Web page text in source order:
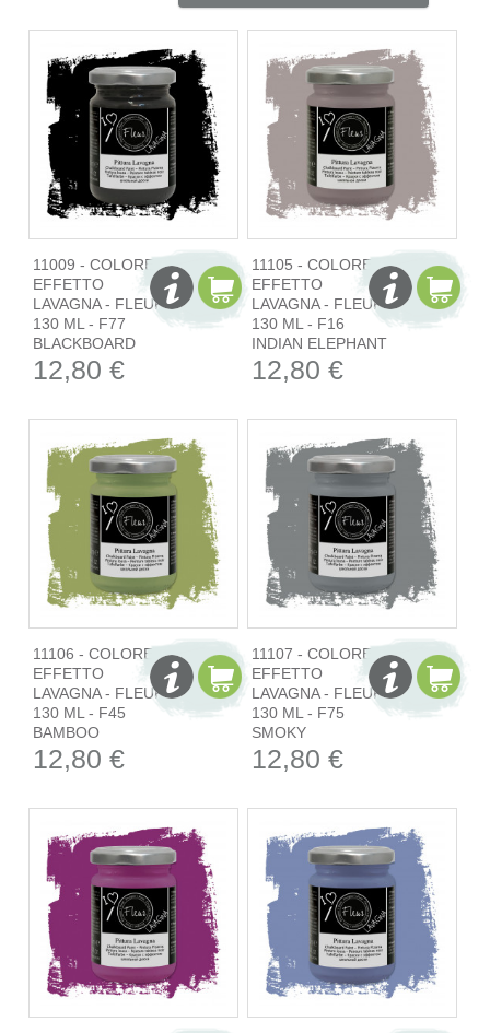
11009 - COLORE
EFFETTO
LAVAGNA - FLEUR
130 ML - F77
BLACKBOARD
12,80 €
11105 - COLORE
EFFETTO
LAVAGNA - FLEUR
130 ML - F16
INDIAN ELEPHANT
12,80 €
11106 - COLORE
EFFETTO
LAVAGNA - FLEUR
130 ML - F45
BAMBOO
12,80 €
11107 - COLORE
EFFETTO
LAVAGNA - FLEUR
130 ML - F75
SMOKY
12,80 €